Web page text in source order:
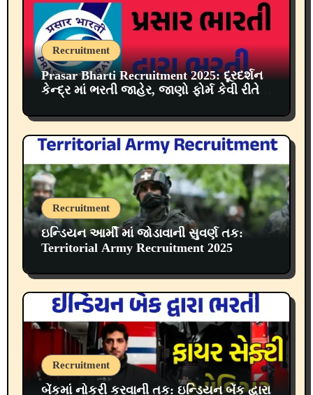
Recruitment
Prasar Bharti Recruitment 2025: દૂરદર્શન
કેન્દ્ર માં ભરતી જાહેર, જાણો ફોર્મ કેવી રીતે
Recruitment
ઇન્ડિયન આર્મી માં જોડાવાની સુવર્ણ તક:
Territorial Army Recruitment 2025
Recruitment
બેંકમાં નોકરી કરવાની તક: ઇન્ડિયન બેંક દ્વારા